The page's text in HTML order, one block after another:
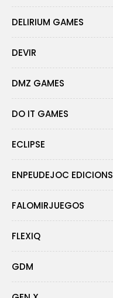
DELIRIUM GAMES
DEVIR
DMZ GAMES
DO IT GAMES
ECLIPSE
ENPEUDEJOC EDICIONS
FALOMIRJUEGOS
FLEXIQ
GDM